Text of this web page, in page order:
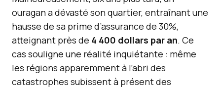
ouragan a dévasté son quartier, entraînant une
hausse de sa prime d’assurance de 30%,
atteignant près de 4 400 dollars par an. Ce
cas souligne une réalité inquiétante : même
les régions apparemment à l’abri des
catastrophes subissent à présent des